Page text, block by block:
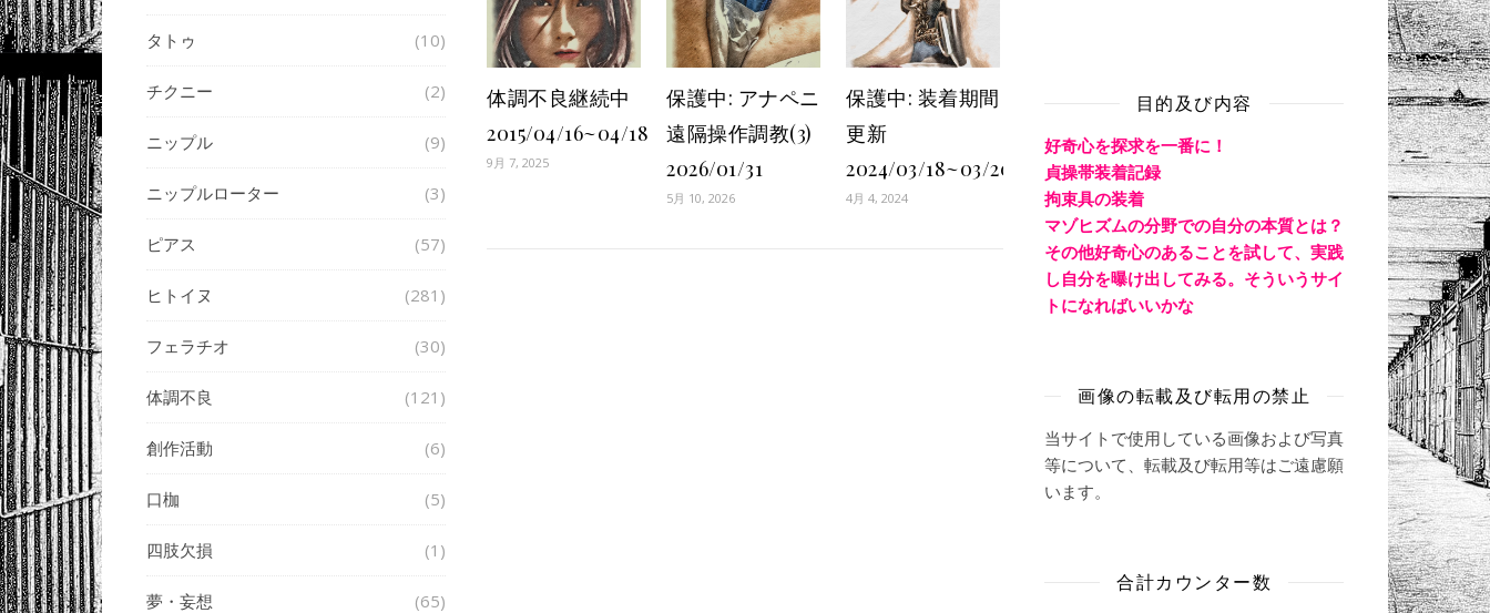
タトゥ (10)
チクニー (2)
ニップル (9)
ニップルローター (3)
ピアス (57)
ヒトイヌ (281)
フェラチオ (30)
体調不良 (121)
創作活動 (6)
口枷 (5)
四肢欠損 (1)
夢・妄想 (65)
体調不良継続中
2015/04/16~04/18
9月 7, 2025
保護中: アナペニ
遠隔操作調教(3)
2026/01/31
5月 10, 2026
保護中: 装着期間
更新
2024/03/18~03/20
4月 4, 2024
目的及び内容
好奇心を探求を一番に！
貞操帯装着記録
拘束具の装着
マゾヒズムの分野での自分の本質とは？
その他好奇心のあることを試して、実践
し自分を曝け出してみる。そういうサイ
トになればいいかな
画像の転載及び転用の禁止
当サイトで使用している画像および写真
等について、転載及び転用等はご遠慮願
います。
合計カウンター数